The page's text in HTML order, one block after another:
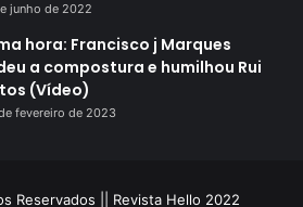
junho de 2022
hora: Francisco j Marques
a compostura e humilhou Rui
(Vídeo)
fevereiro de 2023
Reservados || Revista Hello 2022